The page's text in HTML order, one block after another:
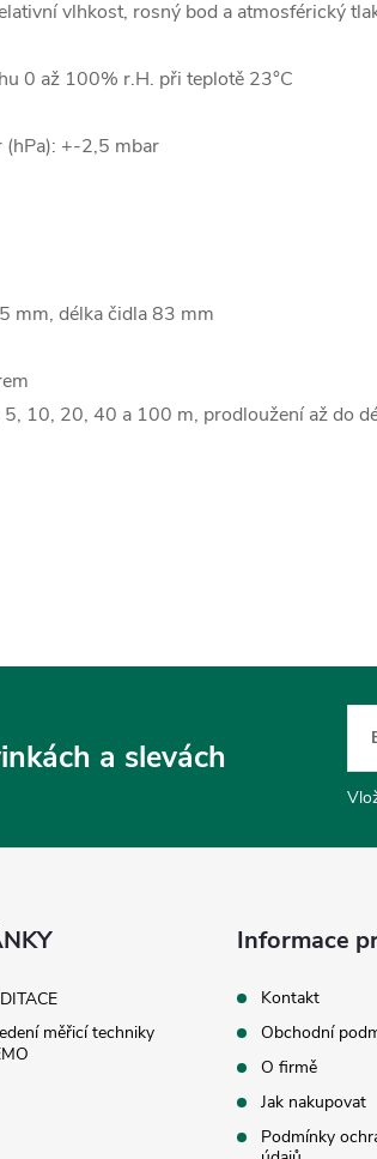
vlhkost, rosný bod a atmosférický
0 až 100% r.H. při teplotě 23°C
+-2,5 mbar
mm, délka čidla 83 mm
10, 20, 40 a 100 m, prodloužení až do
a slevách
měřicí techniky
Informace
Kontakt
Obchodní
O firmě
Jak nakupovat
Podmínky